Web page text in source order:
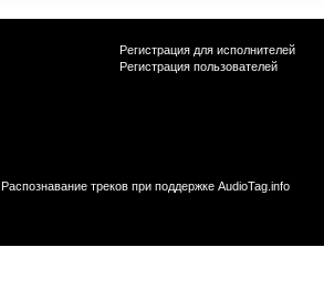
Регистрация для исполнителей
Регистрация пользователей
Распознавание треков при поддержке AudioTag.info